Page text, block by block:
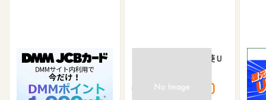
DMM JCBカード（発
3,000 5,500
【過去最高還元】三菱Ｕ
8,000 12,000
※合
※【
シ